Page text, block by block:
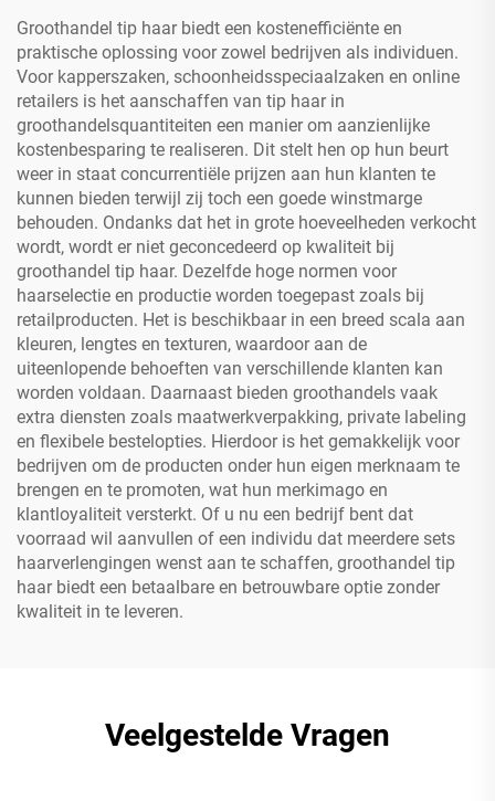
Groothandel tip haar biedt een kostenefficiënte en
praktische oplossing voor zowel bedrijven als individuen.
Voor kapperszaken, schoonheidsspeciaalzaken en online
retailers is het aanschaffen van tip haar in
groothandelsquantiteiten een manier om aanzienlijke
kostenbesparing te realiseren. Dit stelt hen op hun beurt
weer in staat concurrentiële prijzen aan hun klanten te
kunnen bieden terwijl zij toch een goede winstmarge
behouden. Ondanks dat het in grote hoeveelheden verkocht
wordt, wordt er niet geconcedeerd op kwaliteit bij
groothandel tip haar. Dezelfde hoge normen voor
haarselectie en productie worden toegepast zoals bij
retailproducten. Het is beschikbaar in een breed scala aan
kleuren, lengtes en texturen, waardoor aan de
uiteenlopende behoeften van verschillende klanten kan
worden voldaan. Daarnaast bieden groothandels vaak
extra diensten zoals maatwerkverpakking, private labeling
en flexibele bestelopties. Hierdoor is het gemakkelijk voor
bedrijven om de producten onder hun eigen merknaam te
brengen en te promoten, wat hun merkimago en
klantloyaliteit versterkt. Of u nu een bedrijf bent dat
voorraad wil aanvullen of een individu dat meerdere sets
haarverlengingen wenst aan te schaffen, groothandel tip
haar biedt een betaalbare en betrouwbare optie zonder
kwaliteit in te leveren.
Veelgestelde Vragen